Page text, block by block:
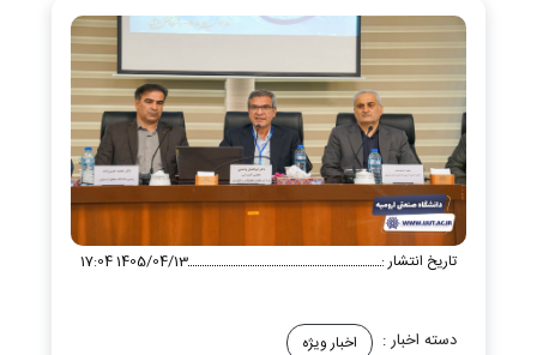
تاریخ انتشار : 1405/04/13 17:04
دسته اخبار : اخبار ویژه